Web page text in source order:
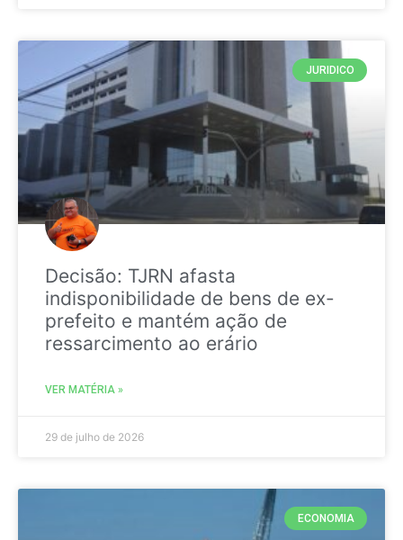
JURIDICO
Decisão: TJRN afasta
indisponibilidade de bens de ex-
prefeito e mantém ação de
ressarcimento ao erário
VER MATÉRIA »
29 de julho de 2026
ECONOMIA